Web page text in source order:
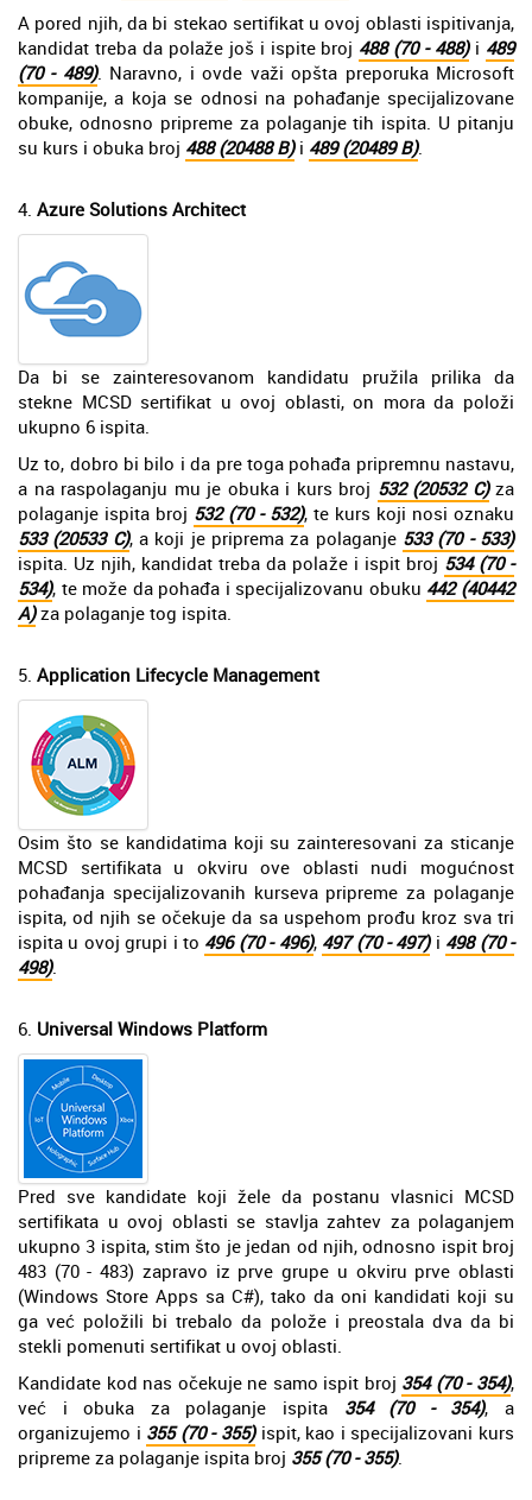
A pored njih, da bi stekao sertifikat u ovoj oblasti ispitivanja,
kandidat treba da polaže još i ispite broj 488 (70 - 488)i 489
(70 - 489). Naravno, i ovde važi opšta preporuka Microsoft
kompanije, a koja se odnosi na pohađanje specijalizovane
obuke, odnosno pripreme za polaganje tih ispita. U pitanju
su kurs i obuka broj 488 (20488 B)i 489 (20489 B).
4. Azure Solutions Architect
Da bi se zainteresovanom kandidatu pružila prilika da
stekne MCSD sertifikat u ovoj oblasti, on mora da položi
ukupno 6 ispita.
Uz to, dobro bi bilo i da pre toga pohađa pripremnu nastavu,
a na raspolaganju mu je obuka i kurs broj 532 (20532 C)za
polaganje ispita broj 532 (70 - 532), te kurs koji nosi oznaku
533 (20533 C), a koji je priprema za polaganje 533 (70 - 533)
ispita. Uz njih, kandidat treba da polaže i ispit broj 534 (70 -
534), te može da pohađa i specijalizovanu obuku 442 (40442
A)za polaganje tog ispita.
5. Application Lifecycle Management
Osim što se kandidatima koji su zainteresovani za sticanje
MCSD sertifikata u okviru ove oblasti nudi mogućnost
pohađanja specijalizovanih kurseva pripreme za polaganje
ispita, od njih se očekuje da sa uspehom prođu kroz sva tri
ispita u ovoj grupi i to 496 (70 - 496), 497 (70 - 497)i 498 (70 -
498).
6. Universal Windows Platform
Pred sve kandidate koji žele da postanu vlasnici MCSD
sertifikata u ovoj oblasti se stavlja zahtev za polaganjem
ukupno 3 ispita, stim što je jedan od njih, odnosno ispit broj
483 (70 - 483) zapravo iz prve grupe u okviru prve oblasti
(Windows Store Apps sa C#), tako da oni kandidati koji su
ga već položili bi trebalo da polože i preostala dva da bi
stekli pomenuti sertifikat u ovoj oblasti.
Kandidate kod nas očekuje ne samo ispit broj 354 (70 - 354),
već i obuka za polaganje ispita 354 (70 - 354), a
organizujemo i 355 (70 - 355)ispit, kao i specijalizovani kurs
pripreme za polaganje ispita broj 355 (70 - 355).